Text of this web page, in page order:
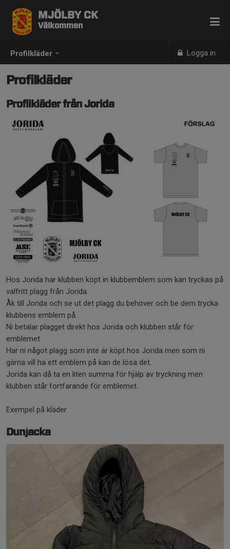
Profilkläder Logga in
MJÖLBY CK
Välkommen
Profilkläder
Profilkläder från Jorida
Hos Jorida har klubben köpt in klubbemblem som kan tryckas på
valfritt plagg från Jorida.
Åk till Jorida och se ut det plagg du behöver och be dem trycka
klubbens emblem på.
Ni betalar plagget direkt hos Jorida och klubben står för
emblemet.
Har ni något plagg som inte är köpt hos Jorida men som ni
gärna vill ha ett emblem på kan de lösa det.
Jorida kan då ta en liten summa för hjälp av tryckning men
klubben står fortfarande för emblemet.
Exempel på kläder
Dunjacka